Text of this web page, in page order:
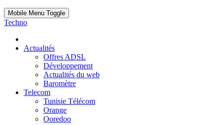
Mobile Menu Toggle
Techno
Actualités
Offres ADSL
Développement
Actualités du web
Baromètre
Telecom
Tunisie Télécom
Orange
Ooredoo